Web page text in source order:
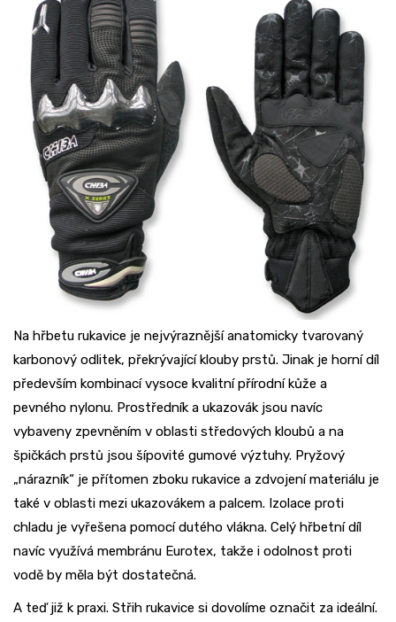
Na hřbetu rukavice je nejvýraznější anatomicky tvarovaný
karbonový odlitek, překrývající klouby prstů. Jinak je horní díl
především kombinací vysoce kvalitní přírodní kůže a
pevného nylonu. Prostředník a ukazovák jsou navíc
vybaveny zpevněním v oblasti středových kloubů a na
špičkách prstů jsou šípovité gumové výztuhy. Pryžový
„nárazník“ je přítomen zboku rukavice a zdvojení materiálu je
také v oblasti mezi ukazovákem a palcem. Izolace proti
chladu je vyřešena pomocí dutého vlákna. Celý hřbetní díl
navíc využívá membránu Eurotex, takže i odolnost proti
vodě by měla být dostatečná.
A teď již k praxi. Střih rukavice si dovolíme označit za ideální.